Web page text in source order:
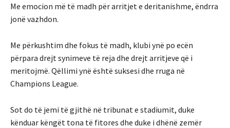
Me emocion më të madh për arritjet e deritanishme, ëndrra
jonë vazhdon.
Me përkushtim dhe fokus të madh, klubi ynë po ecën
përpara drejt synimeve të reja dhe drejt arritjeve që i
meritojmë. Qëllimi ynë është suksesi dhe rruga në
Champions League.
Sot do të jemi të gjithë në tribunat e stadiumit, duke
kënduar këngët tona të fitores dhe duke i dhënë zemër